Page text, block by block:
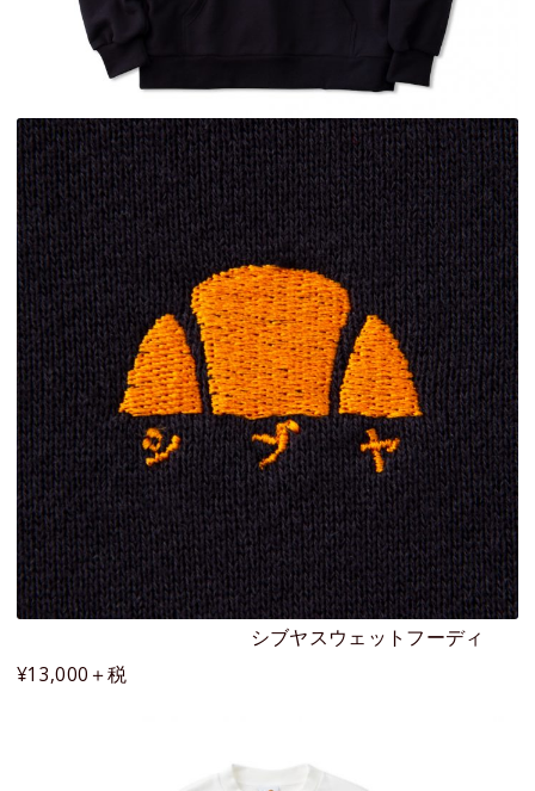
シブヤスウェットフーディ
¥13,000＋税